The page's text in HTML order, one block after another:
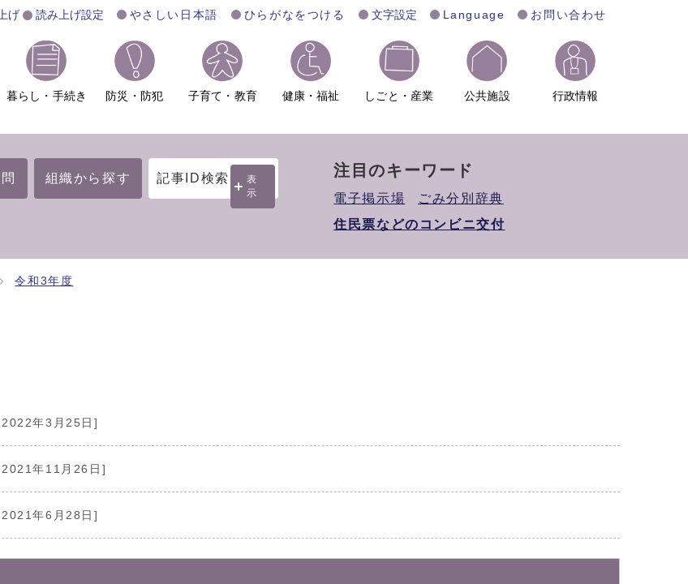
げ 読み上げ設定 やさしい日本語 ひらがなをつける 文字設定 Language お問い合わせ
暮らし・手続き 防災・防犯 子育て・教育 健康・福祉 しごと・産業 公共施設 行政情報
組織から探す 記事ID検索
表
示
注目のキーワード
電子掲示場
ごみ分別辞典
住民票などのコンビニ交付
令和3年度
年3月25日]
年11月26日]
年6月28日]